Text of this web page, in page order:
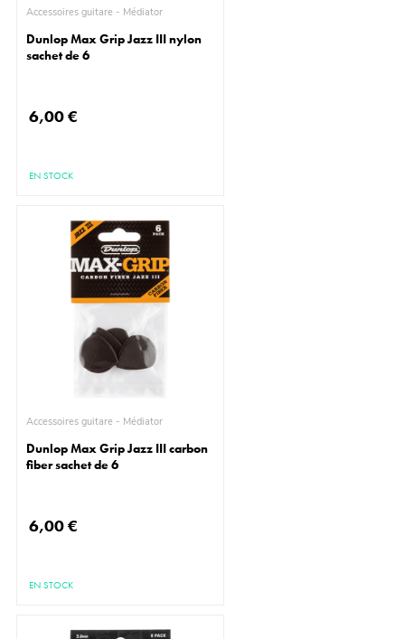
Accessoires guitare - Médiator
Dunlop Max Grip Jazz III nylon
sachet de 6
6,00 €
EN STOCK
Accessoires guitare - Médiator
Dunlop Max Grip Jazz III carbon
fiber sachet de 6
6,00 €
EN STOCK